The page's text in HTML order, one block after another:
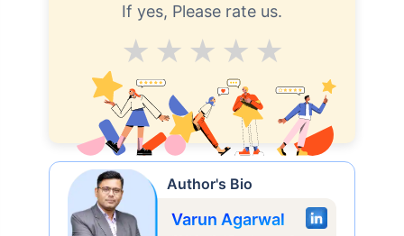
If yes, Please rate us.
Excellent
V.Good
Good
Average
Author's Bio
Varun Agarwal